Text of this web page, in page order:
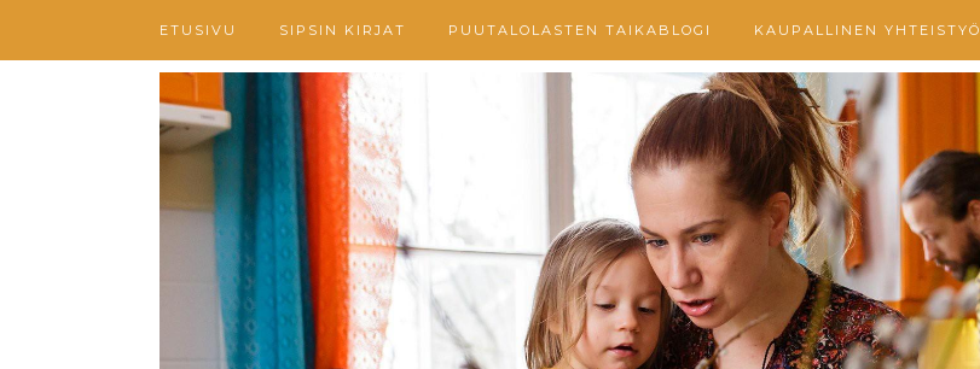
ETUSIVU SIPSIN KIRJAT PUUTALOLASTEN TAIKABLOGI KAUPALLINEN YHTEISTYÖ